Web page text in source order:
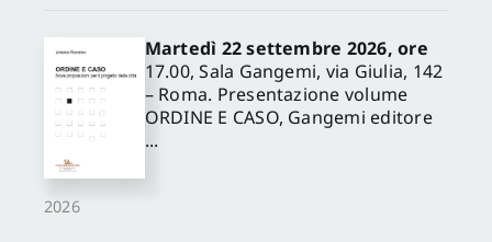
2026
Martedì 22 settembre 2026, ore
17.00, Sala Gangemi, via Giulia, 142
– Roma. Presentazione volume
ORDINE E CASO, Gangemi editore
...